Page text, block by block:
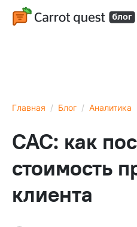
Главная Блог Аналитика
CAC: как
стоимость
клиента